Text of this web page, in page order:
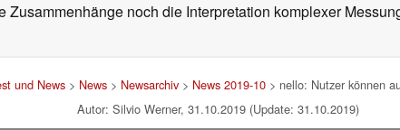
noch die Interpretation komplexer
und News> News> Newsarchiv> News 2019-10> nello: Nutzer können
Autor: Silvio Werner, 31.10.2019 (Update: 31.10.2019)